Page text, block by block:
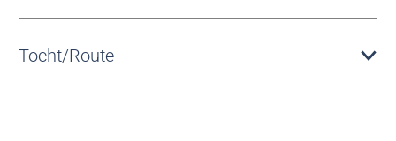
zeTocht/Route